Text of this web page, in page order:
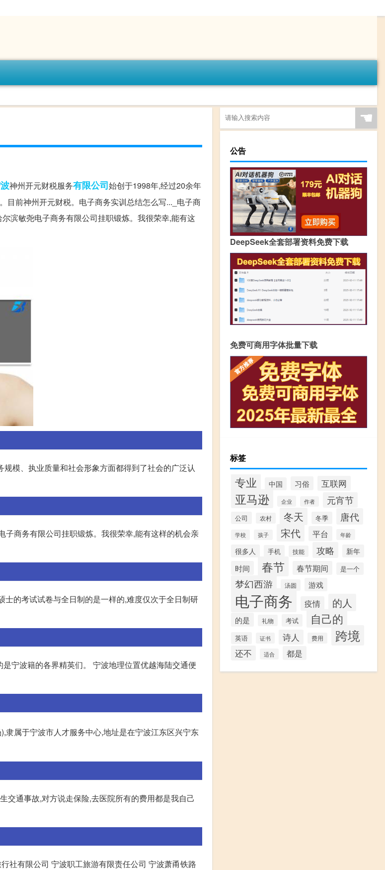
神州开元财税服务有限公司始创于1998年,经过20余年
目前神州开元财税。电子商务实训总结怎么写..._电子商
滨敏尧电子商务有限公司挂职锻炼。我很荣幸,能有这
模、执业质量和社会形象方面都得到了社会的广泛认
商务有限公司挂职锻炼。我很荣幸,能有这样的机会亲
的考试试卷与全日制的是一样的,难度仅次于全日制研
宁波籍的各界精英们。 宁波地理位置优越海陆交通便
属于宁波市人才服务中心,地址是在宁波江东区兴宁东
交通事故,对方说走保险,去医院所有的费用都是我自己
社有限公司 宁波职工旅游有限责任公司 宁波萧甬铁路
☚
公告
DeepSeek全套部署资料免费下载
免费可商用字体批量下载
标签
专业 中国 习俗 互联网
亚马逊 企业 作者 元宵节
公司 农村 冬天 冬季 唐代
学校 孩子 宋代 平台 年龄
很多人 手机 技能 攻略 新年
时间 春节 春节期间 是一个
梦幻西游 汤圆 游戏
电子商务 疫情 的人
的是 礼物 考试 自己的
英语 证书 诗人 费用 跨境
还不 适合 都是